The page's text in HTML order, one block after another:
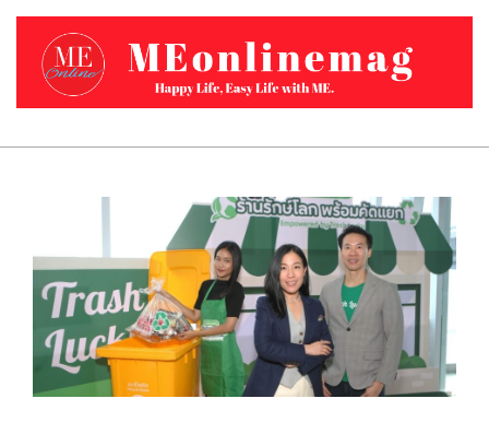
Skip
content
Primary